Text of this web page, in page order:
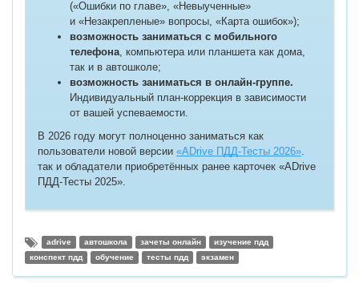
(«Ошибки по главе», «Невыученные»
и «Незакрепленые» вопросы, «Карта ошибок»);
возможность заниматься с мобильного
телефона, компьютера или планшета как дома,
так и в автошколе;
возможность заниматься в онлайн-группе.
Индивидуальный план-коррекция в зависимости
от вашей успеваемости.
В 2026 году могут полноценно заниматься как
пользователи новой версии «ADrive ПДД-Тесты 2026».
так и обладатели приобретённых ранее карточек «ADrive
ПДД-Тесты 2025».
adrive автошкола зачеты онлайн
изучение пдд
конспект пдд
обучение тесты пдд экзамен